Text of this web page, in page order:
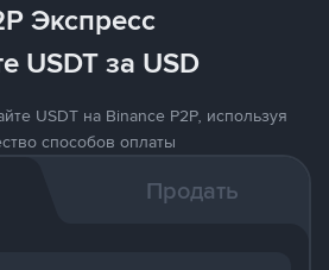
Экспресс
USDT за USD
USDT на Binance P2P, используя
способов оплаты
Продать